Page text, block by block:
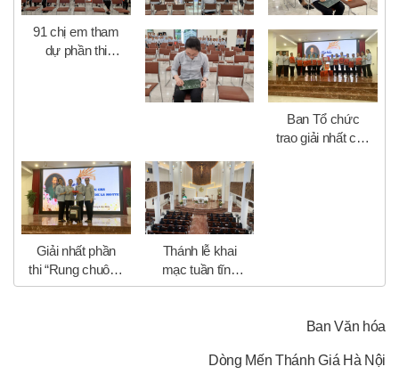
91 chị em tham
dự phần thi
Ban Tổ chức
trao giải nhất cho
Giải nhất phần
thi “Rung chuông
vàng”
Thánh lễ khai
mạc tuần tĩnh
tâm năm
Ban Văn hóa
Dòng Mến Thánh Giá Hà Nội